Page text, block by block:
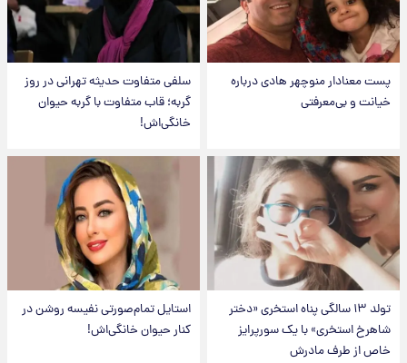
پست معنادار منوچهر هادی درباره
خیانت و بی‌معرفتی
سلفی متفاوت حدیثه تهرانی در روز
گربه؛ قاب متفاوت با گربه حیوان
خانگی‌اش!
تولد ۱۳ سالگی پناه استخری «دختر
شاهرخ استخری» با یک سورپرایز
خاص از طرف مادرش
استایل تمام‌صورتی نفیسه روشن در
کنار حیوان خانگی‌اش!